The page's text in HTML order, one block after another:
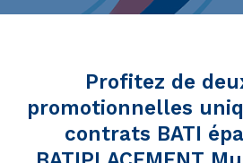
Profitez de
promotionnelles
contrats BATI